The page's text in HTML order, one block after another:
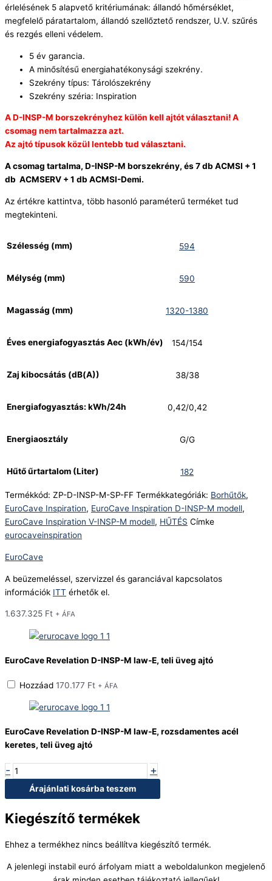
érlelésének 5 alapvető kritériumának: állandó hőmérséklet,
megfelelő páratartalom, állandó szellőztető rendszer, U.V. szűrés
és rezgés elleni védelem.
5 év garancia.
A minősítésű energiahatékonysági szekrény.
Szekrény típus: Tárolószekrény
Szekrény széria: Inspiration
A D-INSP-M borszekrényhez külön kell ajtót választani! A
csomag nem tartalmazza azt.
Az ajtó típusok közül lentebb tud választani.
A csomag tartalma, D-INSP-M borszekrény, és 7 db ACMSI + 1
db ACMSERV + 1 db ACMSI-Demi.
Az értékre kattintva, több hasonló paraméterű terméket tud
megtekinteni.
Szélesség (mm) 594
Mélység (mm) 590
Magasság (mm) 1320-1380
Éves energiafogyasztás Aec (kWh/év) 154/154
Zaj kibocsátás (dB(A)) 38/38
Energiafogyasztás: kWh/24h 0,42/0,42
Energiaosztály G/G
Hűtő űrtartalom (Liter) 182
Termékkód: ZP-D-INSP-M-SP-FF Termékkategóriák: Borhűtők,
EuroCave Inspiration, EuroCave Inspiration D-INSP-M modell,
EuroCave Inspiration V-INSP-M modell, HŰTÉS Címke
eurocaveinspiration
EuroCave
A beüzemeléssel, szervizzel és garanciával kapcsolatos
információk ITT érhetők el.
1.637.325 Ft + ÁFA
EuroCave Revelation D-INSP-M law-E, teli üveg ajtó
Hozzáad 170.177 Ft + ÁFA
EuroCave Revelation D-INSP-M law-E, rozsdamentes acél
keretes, teli üveg ajtó
- +
Árajánlati kosárba teszem
Kiegészítő termékek
Ehhez a termékhez nincs beállítva kiegészítő termék.
A jelenlegi instabil euró árfolyam miatt a weboldalunkon megjelenő